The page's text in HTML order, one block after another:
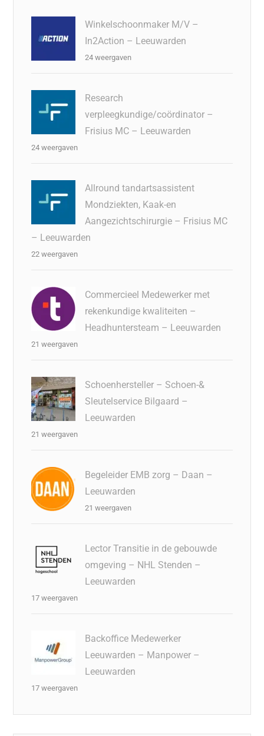
Winkelschoonmaker M/V –
In2Action – Leeuwarden
24 weergaven
Research
verpleegkundige/coördinator –
Frisius MC – Leeuwarden
24 weergaven
Allround tandartsassistent
Mondziekten, Kaak-en
Aangezichtschirurgie – Frisius MC
– Leeuwarden
22 weergaven
Commercieel Medewerker met
rekenkundige kwaliteiten –
Headhuntersteam – Leeuwarden
21 weergaven
Schoenhersteller – Schoen-&
Sleutelservice Bilgaard –
Leeuwarden
21 weergaven
Begeleider EMB zorg – Daan –
Leeuwarden
21 weergaven
Lector Transitie in de gebouwde
omgeving – NHL Stenden –
Leeuwarden
17 weergaven
Backoffice Medewerker
Leeuwarden – Manpower –
Leeuwarden
17 weergaven